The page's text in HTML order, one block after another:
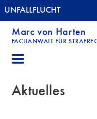
UNFALLFLUCHT
Marc von Harten
FACHANWALT FÜR
UNFALLFLUCHT |
Aktuelles